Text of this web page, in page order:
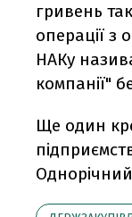
гривень
операції з
НАКу
компанії"
Ще один